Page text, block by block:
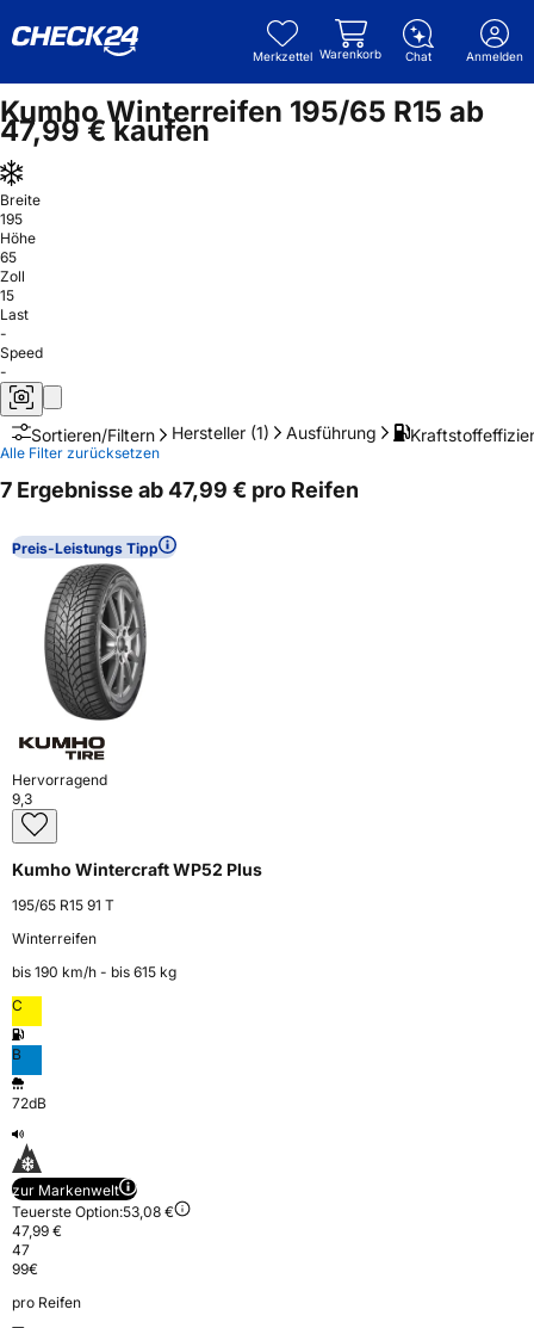
Merkzettel Warenkorb Chat Anmelden
Kumho Winterreifen 195/65 R15 ab
47,99 € kaufen
Breite
195
Höhe
65
Zoll
15
Last
-
Speed
-
Sortieren/Filtern Hersteller (1) Ausführung
Alle Filter zurücksetzen
7 Ergebnisse ab 47,99 € pro Reifen
Preis-Leistungs Tipp
Hervorragend
9,3
Kumho Wintercraft WP52 Plus
195/65 R15 91 T
Winterreifen
bis 190 km⁠/⁠h - bis 615 kg
C
B
72dB
zur Markenwelt
Teuerste Option:53,08 €
47,99 €
47
99€
pro Reifen